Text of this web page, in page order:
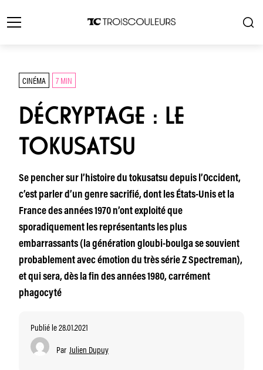
CINÉMA 7 MIN
DÉCRYPTAGE : LE
TOKUSATSU
Se pencher sur l’histoire du tokusatsu depuis l’Occident,
c’est parler d’un genre sacrifié, dont les États-Unis et la
France des années 1970 n’ont exploité que
sporadiquement les représentants les plus
embarrassants (la génération gloubi-boulga se souvient
probablement avec émotion du très série Z Spectreman),
et qui sera, dès la fin des années 1980, carrément
phagocyté
Publié le 28.01.2021
Par Julien Dupuy